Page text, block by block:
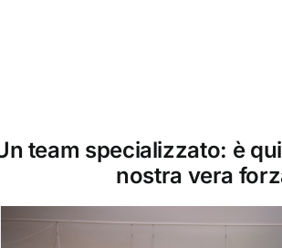
team specializzato: è
nostra vera